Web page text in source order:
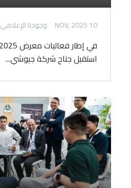
10 NOV, 2025 وجودنا الإعلامي
استقبل جناح شركة جيوشي...